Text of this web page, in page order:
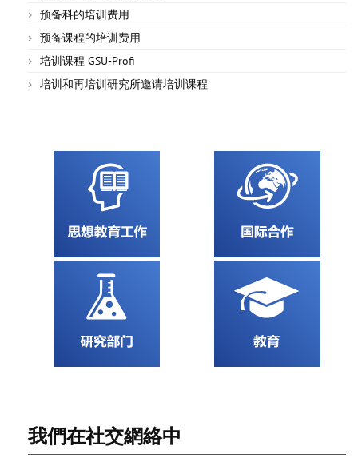
预备科的培训费用
预备课程的培训费用
培训课程 GSU-Profi
培训和再培训研究所邀请培训课程
我們在社交網絡中